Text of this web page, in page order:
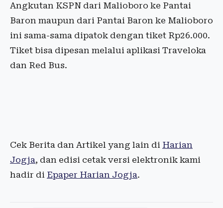
Angkutan KSPN dari Malioboro ke Pantai
Baron maupun dari Pantai Baron ke Malioboro
ini sama-sama dipatok dengan tiket Rp26.000.
Tiket bisa dipesan melalui aplikasi Traveloka
dan Red Bus.
Cek Berita dan Artikel yang lain di Harian
Jogja, dan edisi cetak versi elektronik kami
hadir di Epaper Harian Jogja.